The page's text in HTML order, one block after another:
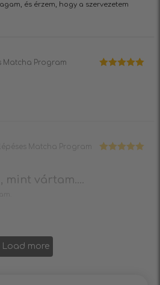
és érzem, hogy a szervezetem
Matcha Program
Matcha Program
mint vártam....
Load more